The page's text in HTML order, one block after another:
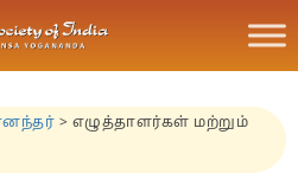
> எழுத்தாளர்கள் மற்றும்